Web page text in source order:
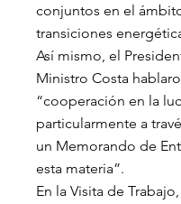
conjuntos en el
transiciones
Así mismo, el
Ministro Costa
“cooperación en la
particularmente a
un Memorando de
esta materia”.
En la Visita de